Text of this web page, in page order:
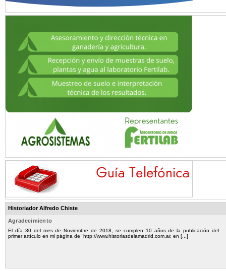
Historiador Alfredo Chiste
Agradecimiento
El día 30 del mes de Noviembre de 2018, se cumplen 10 años de la publicación del
primer artículo en mi página de “http://www.historiasdelamadrid.com.ar, en [...]